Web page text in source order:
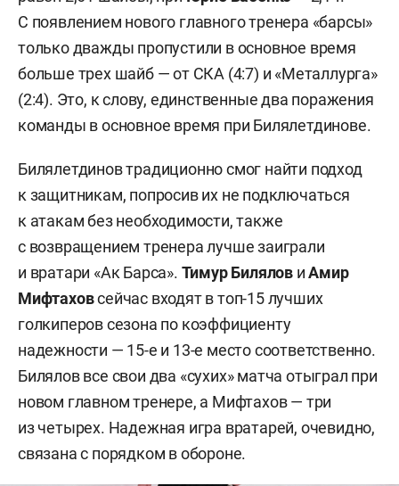
С появлением нового главного тренера «барсы»
только дважды пропустили в основное время
больше трех шайб — от СКА (4:7) и «Металлурга»
(2:4). Это, к слову, единственные два поражения
команды в основное время при Билялетдинове.
Билялетдинов традиционно смог найти подход
к защитникам, попросив их не подключаться
к атакам без необходимости, также
с возвращением тренера лучше заиграли
и вратари «Ак Барса». Тимур Билялов иАмир
Мифтаховсейчас входят в топ-15 лучших
голкиперов сезона по коэффициенту
надежности — 15-е и 13-е место соответственно.
Билялов все свои два «сухих» матча отыграл при
новом главном тренере, а Мифтахов — три
из четырех. Надежная игра вратарей, очевидно,
связана с порядком в обороне.